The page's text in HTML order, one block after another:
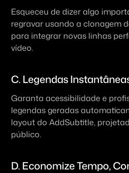
Esqueceu de dizer algo
regravar usando a clonagem
para integrar novas linhas
vídeo.
C. Legendas
Garanta acessibilidade e
legendas geradas
layout do AddSubtitle,
público.
D. Economize Tempo,